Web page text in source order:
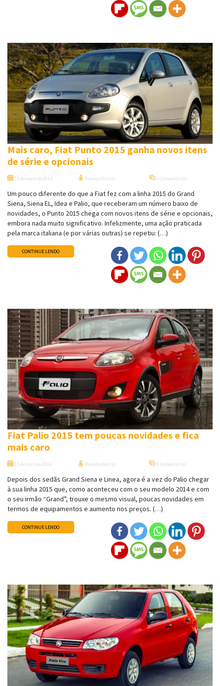
Mais caro, Fiat Punto 2015 ganha novos itens
de série e opcionais
25 de maio de 2014 Renato Parizzi 6 Comentários
Um pouco diferente do que a Fiat fez com a linha 2015 do Grand
Siena, Siena EL, Idea e Palio, que receberam um número baixo de
novidades, o Punto 2015 chega com novos itens de série e opcionais,
embora nada muito significativo. Infelizmente, uma ação praticada
pela marca italiana (e por várias outras) se repetiu: (…)
CONTINUE LENDO
Fiat Palio 2015 tem poucas novidades e fica
mais caro
11 de abril de 2014 Renato Parizzi 5 Comentários
Depois dos sedãs Grand Siena e Linea, agora é a vez do Palio chegar
à sua linha 2015 que, como aconteceu com o seu modelo 2014 e com
o seu irmão “Grand”, trouxe o mesmo visual, poucas novidades em
termos de equipamentos e aumento nos preços. (…)
CONTINUE LENDO